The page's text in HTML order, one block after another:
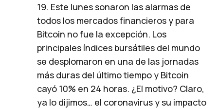
19. Este lunes sonaron las alarmas de
todos los mercados financieros y para
Bitcoin no fue la excepción. Los
principales índices bursátiles del mundo
se desplomaron en una de las jornadas
más duras del último tiempo y Bitcoin
cayó 10% en 24 horas. ¿El motivo? Claro,
ya lo dijimos… el coronavirus y su impacto